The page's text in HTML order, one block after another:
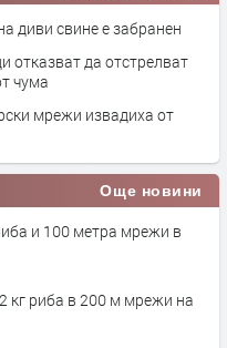
диви свине е забранен
отказват да отстрелват
чума
мрежи извадиха от
Още новини
и 100 метра мрежи в
кг риба в 200 м мрежи на